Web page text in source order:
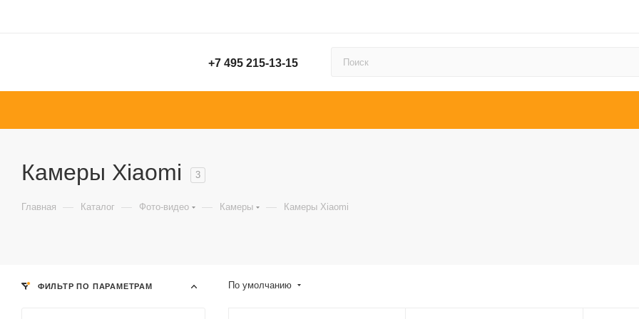
+7 495 215-13-15
Камеры Xiaomi 3
Главная — Каталог — Фото-видео — Камеры — Камеры Xiaomi
По умолчанию
ФИЛЬТР ПО ПАРАМЕТРАМ